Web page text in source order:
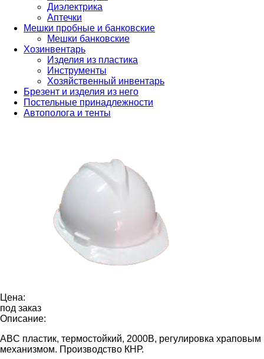
Диэлектрика
Аптечки
Мешки пробные и банковские
Мешки банковские
Хозинвентарь
Изделия из пластика
Инструменты
Хозяйственный инвентарь
Брезент и изделия из него
Постельные принадлежности
Автополога и тенты
Цена:
под заказ
Описание:
ABC пластик, термостойкий, 2000В, регулировка храповым
механизмом. Производство КНР.